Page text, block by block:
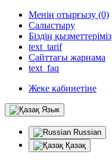
Менің отырғызу (0)
Салыстыру
Біздің қызметтеріміз
text_tarif
Сайттағы жарнама
text_faq
Жеке кабинетіне
Язык
Russian
Қазақ